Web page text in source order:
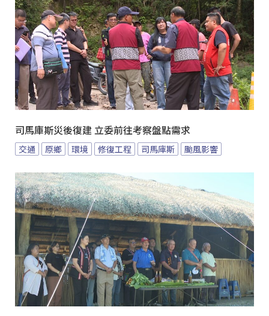
司馬庫斯災後復建 立委前往考察盤點需求
交通 原鄉 環境 修復工程 司馬庫斯 颱風影響